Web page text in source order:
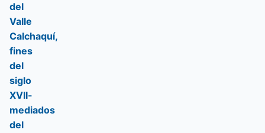
del
Valle
Calchaquí,
fines
del
siglo
XVII-
mediados
del